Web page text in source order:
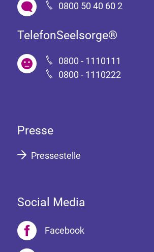
0800 50 40 60 2
TelefonSeelsorge®
0800 - 1110111
0800 - 1110222
Presse
Pressestelle
Social Media
Facebook